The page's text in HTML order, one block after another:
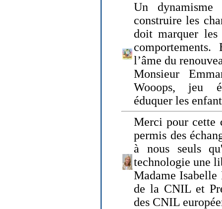
Un dynamisme
construire les
doit marquer les
l’âme du
Monsieur
Wooops, jeu
éduquer les
Merci pour cette
permis des
à nous seuls
technologie une
Madame Isabelle
de la CNIL et
des CNIL